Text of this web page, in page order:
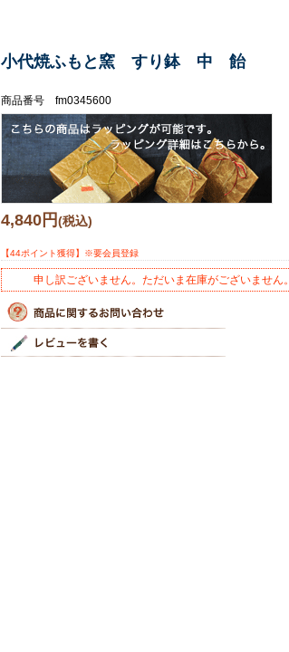
小代焼ふもと窯 すり鉢 中 飴
商品番号 fm0345600
4,840円(税込)
【44ポイント獲得】※要会員登録
申し訳ございません。ただいま在庫がございません。